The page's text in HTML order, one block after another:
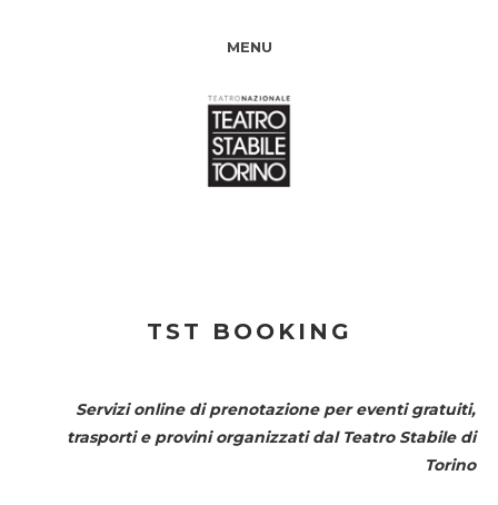
MENU
TST BOOKING
Servizi online di prenotazione per eventi gratuiti,
trasporti e provini organizzati dal Teatro Stabile di
Torino